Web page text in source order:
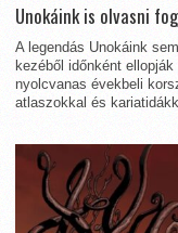
Unokáink is olvasni
A legendás Unokáink
kezéből időnként
nyolcvanas évekbeli
atlaszokkal és